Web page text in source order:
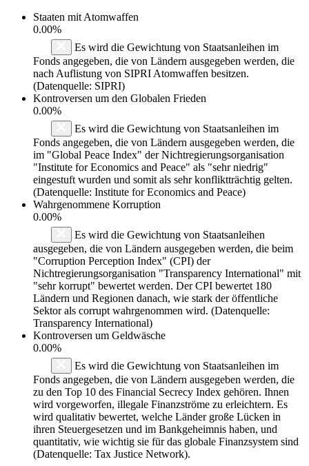
Staaten mit Atomwaffen
0.00%
Es wird die Gewichtung von Staatsanleihen im
Fonds angegeben, die von Ländern ausgegeben werden, die
nach Auflistung von SIPRI Atomwaffen besitzen.
(Datenquelle: SIPRI)
Kontroversen um den Globalen Frieden
0.00%
Es wird die Gewichtung von Staatsanleihen im
Fonds angegeben, die von Ländern ausgegeben werden, die
im "Global Peace Index" der Nichtregierungsorganisation
"Institute for Economics and Peace" als "sehr niedrig"
eingestuft wurden und somit als sehr konfliktträchtig gelten.
(Datenquelle: Institute for Economics and Peace)
Wahrgenommene Korruption
0.00%
Es wird die Gewichtung von Staatsanleihen
ausgegeben, die von Ländern ausgegeben werden, die beim
"Corruption Perception Index" (CPI) der
Nichtregierungsorganisation "Transparency International" mit
"sehr korrupt" bewertet werden. Der CPI bewertet 180
Ländern und Regionen danach, wie stark der öffentliche
Sektor als corrupt wahrgenommen wird. (Datenquelle:
Transparency International)
Kontroversen um Geldwäsche
0.00%
Es wird die Gewichtung von Staatsanleihen im
Fonds angegeben, die von Ländern ausgegeben werden, die
zu den Top 10 des Financial Secrecy Index gehören. Ihnen
wird vorgeworfen, illegale Finanzströme zu erleichtern. Es
wird qualitativ bewertet, welche Länder große Lücken in
ihren Steuergesetzen und im Bankgeheimnis haben, und
quantitativ, wie wichtig sie für das globale Finanzsystem sind
(Datenquelle: Tax Justice Network).